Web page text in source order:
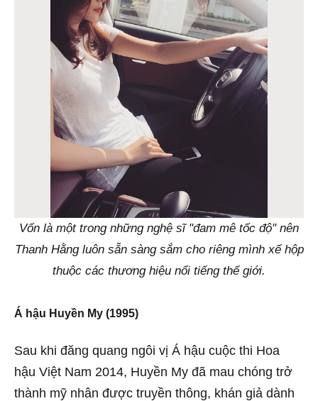
Vốn là một trong những nghệ sĩ "đam mê tốc độ" nên
Thanh Hằng luôn sẵn sàng sắm cho riêng mình xế hộp
thuộc các thương hiệu nổi tiếng thế giới.
Á hậu Huyền My (1995)
Sau khi đăng quang ngôi vị Á hậu cuộc thi Hoa
hậu Việt Nam 2014, Huyền My đã mau chóng trở
thành mỹ nhân được truyền thông, khán giả dành